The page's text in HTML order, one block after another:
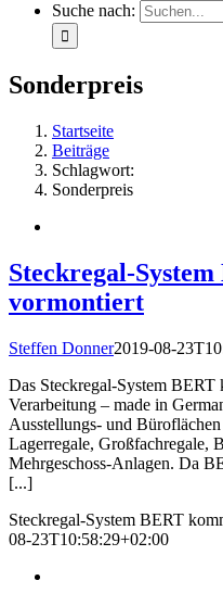
Suche nach:
Sonderpreis
Startseite
Beiträge
Schlagwort:
Sonderpreis
Steckregal-
vormontiert
Steffen Donner2019-08-
Das Steckregal-System
Verarbeitung – made in
Ausstellungs- und
Lagerregale, Großfachregale,
Mehrgeschoss-Anlagen. Da
[...]
Steckregal-System BERT
08-23T10:58:29+02:00